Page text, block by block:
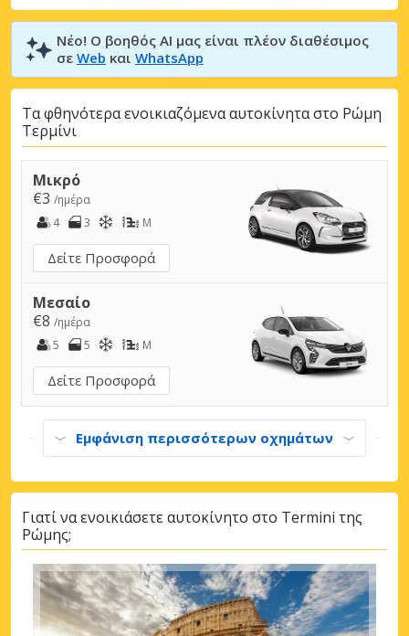
Νέο! Ο βοηθός AI μας είναι πλέον διαθέσιμος
σε Web και WhatsApp
Τα φθηνότερα ενοικιαζόμενα αυτοκίνητα στο Ρώμη
Τερμίνι
Μικρό
€3 /ημέρα
4
3 M
Δείτε Προσφορά
Μεσαίο
€8 /ημέρα
5
5 M
Δείτε Προσφορά
Εμφάνιση περισσότερων οχημάτων
Γιατί να ενοικιάσετε αυτοκίνητο στο Termini της
Ρώμης;